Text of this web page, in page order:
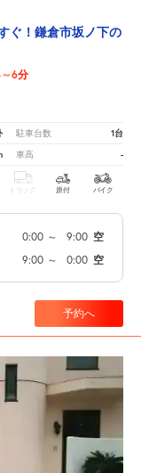
ぐ！鎌倉市坂ノ下の
6分
駐車台数 1台
車高 -
トラック 原付 バイク
0:00 ～ 9:00 空
9:00 ～ 0:00 空
予約へ